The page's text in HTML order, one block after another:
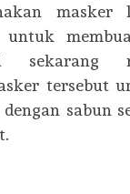
masker
sekarang
tersebut
sabun